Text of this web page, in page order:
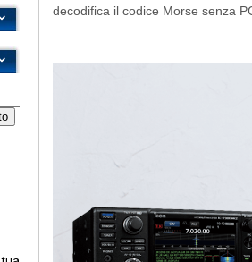
decodifica il codice Morse senza